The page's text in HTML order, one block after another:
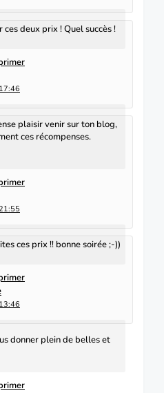
deux prix ! Quel succès !
plaisir venir sur ton blog,
ces récompenses.
ces prix !! bonne soirée ;-))
donner plein de belles et